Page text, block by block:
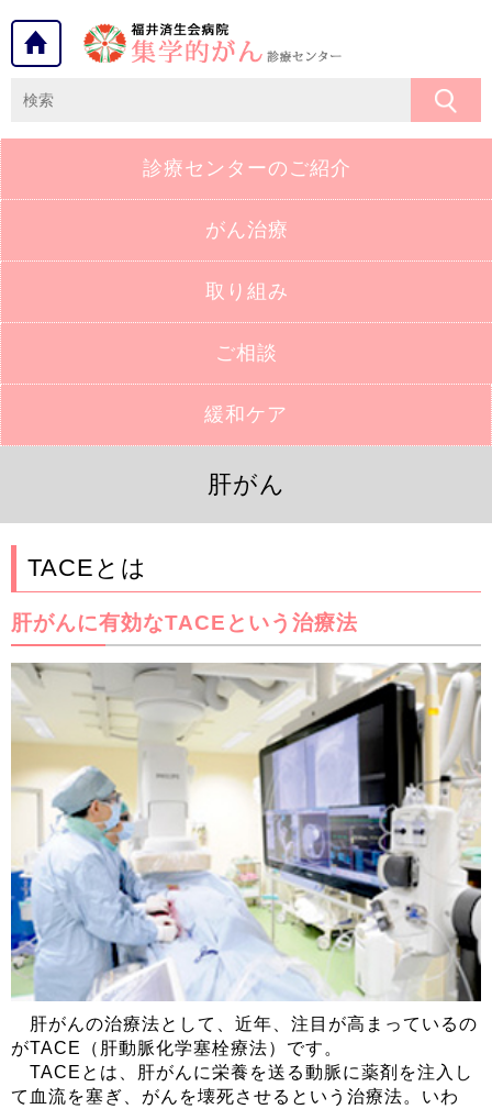
診療センターの ご紹介
がん治療
取り組み
ご相談
緩和ケア
肝がん
TACEとは
肝がんに有効なTACEという治療法
肝がんの治療法として、近年、注目が高まっているの
がTACE（肝動脈化学塞栓療法）です。
TACEとは、肝がんに栄養を送る動脈に薬剤を注入し
て血流を塞ぎ、がんを壊死させるという治療法。いわ